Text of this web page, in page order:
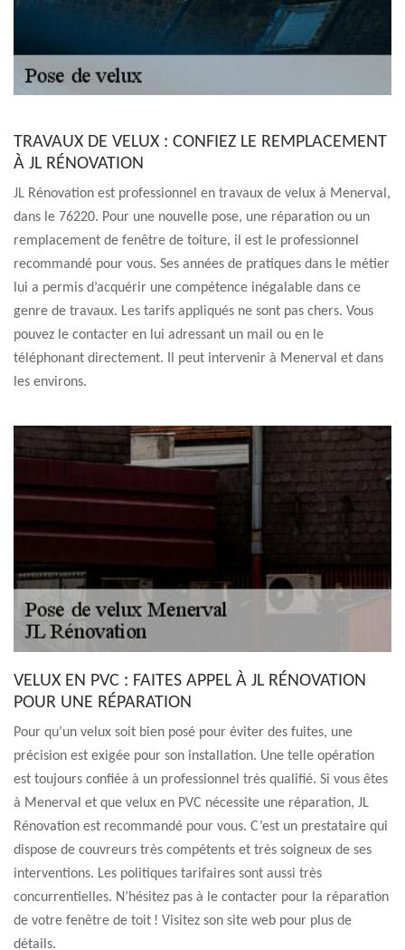
TRAVAUX DE VELUX : CONFIEZ LE REMPLACEMENT
À JL RÉNOVATION
JL Rénovation est professionnel en travaux de velux à Menerval,
dans le 76220. Pour une nouvelle pose, une réparation ou un
remplacement de fenêtre de toiture, il est le professionnel
recommandé pour vous. Ses années de pratiques dans le métier
lui a permis d’acquérir une compétence inégalable dans ce
genre de travaux. Les tarifs appliqués ne sont pas chers. Vous
pouvez le contacter en lui adressant un mail ou en le
téléphonant directement. Il peut intervenir à Menerval et dans
les environs.
VELUX EN PVC : FAITES APPEL À JL RÉNOVATION
POUR UNE RÉPARATION
Pour qu’un velux soit bien posé pour éviter des fuites, une
précision est exigée pour son installation. Une telle opération
est toujours confiée à un professionnel très qualifié. Si vous êtes
à Menerval et que velux en PVC nécessite une réparation, JL
Rénovation est recommandé pour vous. C’est un prestataire qui
dispose de couvreurs très compétents et très soigneux de ses
interventions. Les politiques tarifaires sont aussi très
concurrentielles. N’hésitez pas à le contacter pour la réparation
de votre fenêtre de toit ! Visitez son site web pour plus de
détails.